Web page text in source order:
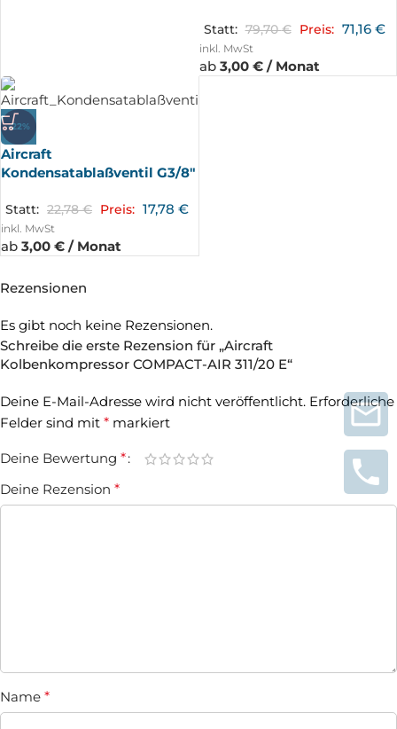
Statt: 79,70€ Preis: 71,16 €
inkl. MwSt
ab 3,00 € / Monat
-22%
Aircraft
Kondensatablaßventil G3/8″
Statt: 22,78€ Preis: 17,78 €
inkl. MwSt
ab 3,00 € / Monat
Rezensionen
Es gibt noch keine Rezensionen.
Schreibe die erste Rezension für „Aircraft
Kolbenkompressor COMPACT-AIR 311/20 E“
Deine E-Mail-Adresse wird nicht veröffentlicht. Erforderliche
Felder sind mit * markiert
Deine Bewertung *
Deine Rezension *
Name *